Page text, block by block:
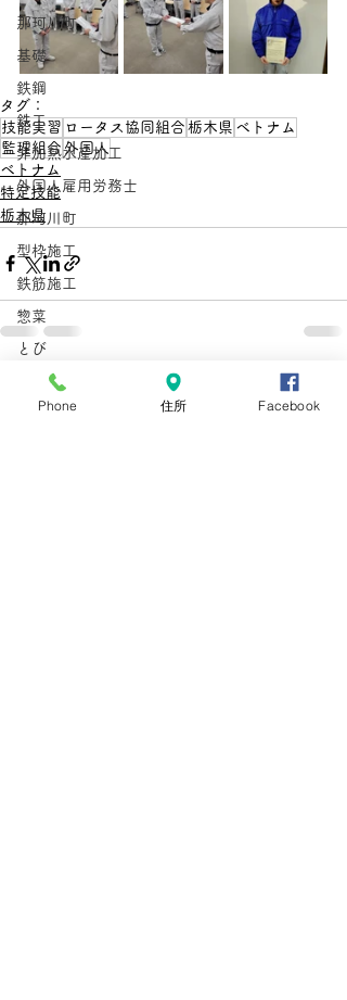
那珂川町
基礎
鉄鋼
鉄工
非加熱水産加工
外国人雇用労務士
那珂川町
型枠施工
鉄筋施工
惣菜
とび
在留資格
手数料
タグ：
技能実習 ロータス協同組合 栃木県 ベトナム
監理組合 外国人
ベトナム
特定技能
栃木県
最新記事 すべて表示
Phone 住所 Facebook